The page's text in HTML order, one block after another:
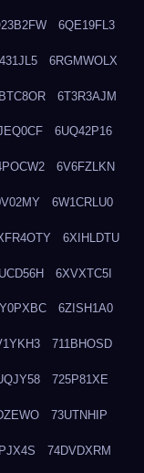
6QE19FL3
6RGMWOLX
6T3R3AJM
6UQ42P16
6V6FZLKN
6W1CRLU0
6XIHLDTU
6XVXTC5I
6ZISH1A0
711BHOSD
725P81XE
73UTNHIP
74DVDXRM